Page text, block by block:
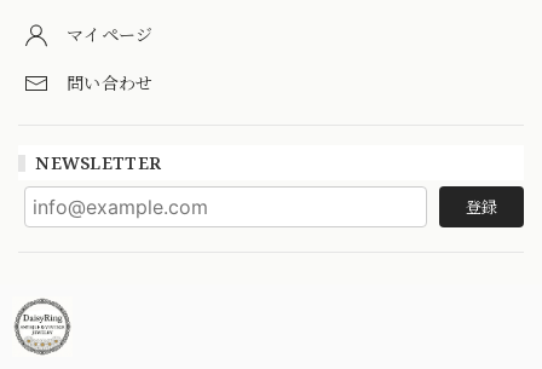
マイページ
問い合わせ
NEWSLETTER
登録